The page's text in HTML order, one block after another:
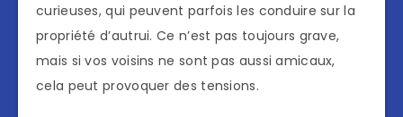
curieuses, qui peuvent parfois les conduire sur la
propriété d’autrui. Ce n’est pas toujours grave,
mais si vos voisins ne sont pas aussi amicaux,
cela peut provoquer des tensions.